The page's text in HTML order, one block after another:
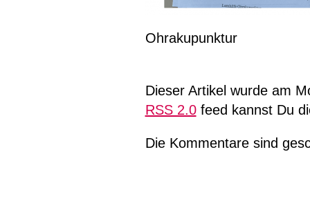
Ohrakupunktur
Dieser Artikel wurde am
RSS 2.0feed kannst Du
Die Kommentare sind